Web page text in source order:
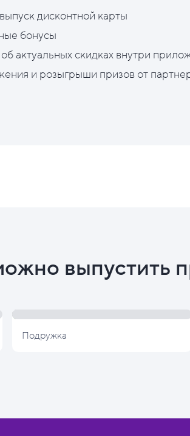
дисконтной карты
бонусы
актуальных скидках внутри
и розыгрыши призов от
выпустить
Подружка